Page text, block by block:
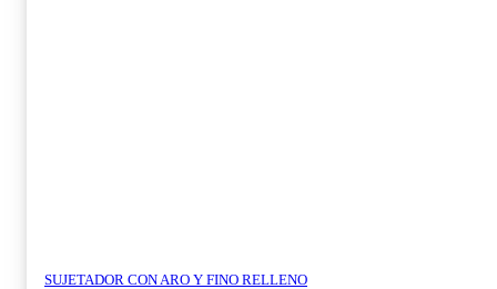
SUJETADOR CON ARO Y FINO RELLENO